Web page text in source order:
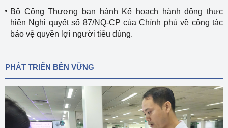
Bộ Công Thương ban hành Kế hoạch hành động thực
hiện Nghị quyết số 87/NQ-CP của Chính phủ về công tác
bảo vệ quyền lợi người tiêu dùng.
PHÁT TRIỂN BỀN VỮNG